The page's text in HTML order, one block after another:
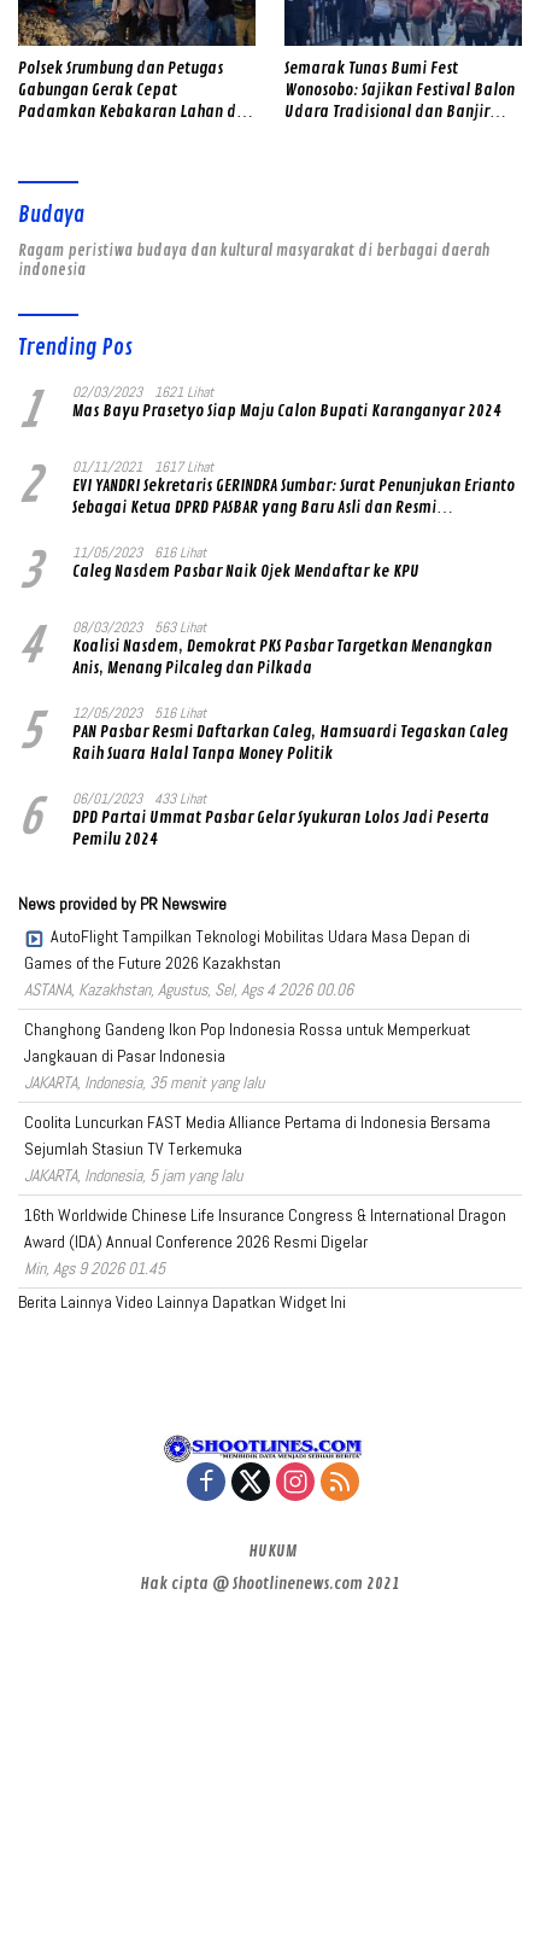
Polsek Srumbung dan Petugas
Gabungan Gerak Cepat
Padamkan Kebakaran Lahan di
Semarak Tunas Bumi Fest
Wonosobo: Sajikan Festival Balon
Udara Tradisional dan Banjir
Budaya
Ragam peristiwa budaya dan kultural masyarakat di berbagai daerah
indonesia
Trending Pos
1 02/03/2023 1621 Lihat
Mas Bayu Prasetyo Siap Maju Calon Bupati Karanganyar 2024
2 01/11/2021 1617 Lihat
EVI YANDRI Sekretaris GERINDRA Sumbar: Surat Penunjukan Erianto
Sebagai Ketua DPRD PASBAR yang Baru Asli dan Resmi
3 11/05/2023 616 Lihat
Caleg Nasdem Pasbar Naik Ojek Mendaftar ke KPU
4 08/03/2023 563 Lihat
Koalisi Nasdem, Demokrat PKS Pasbar Targetkan Menangkan
Anis, Menang Pilcaleg dan Pilkada
5 12/05/2023 516 Lihat
PAN Pasbar Resmi Daftarkan Caleg, Hamsuardi Tegaskan Caleg
Raih Suara Halal Tanpa Money Politik
6 06/01/2023 433 Lihat
DPD Partai Ummat Pasbar Gelar Syukuran Lolos Jadi Peserta
Pemilu 2024
News provided by PR Newswire
AutoFlight Tampilkan Teknologi Mobilitas Udara Masa Depan di
Games of the Future 2026 Kazakhstan
ASTANA, Kazakhstan, Agustus, Sel, Ags 4 2026 00.06
Changhong Gandeng Ikon Pop Indonesia Rossa untuk Memperkuat
Jangkauan di Pasar Indonesia
JAKARTA, Indonesia, 35 menit yang lalu
Coolita Luncurkan FAST Media Alliance Pertama di Indonesia Bersama
Sejumlah Stasiun TV Terkemuka
JAKARTA, Indonesia, 5 jam yang lalu
16th Worldwide Chinese Life Insurance Congress & International Dragon
Award (IDA) Annual Conference 2026 Resmi Digelar
Min, Ags 9 2026 01.45
Berita Lainnya Video Lainnya Dapatkan Widget Ini
HUKUM
Hak cipta @ Shootlinenews.com 2021